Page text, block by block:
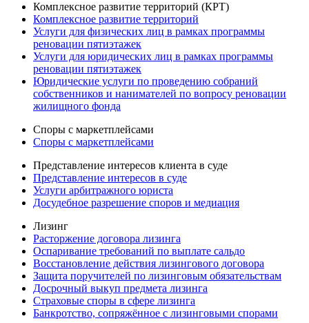
Комплексное развитие территорий (КРТ)
Комплексное развитие территорий
Услуги для физических лиц в рамках программы
реновации пятиэтажек
Услуги для юридических лиц в рамках программы
реновации пятиэтажек
Юридические услуги по проведению собраний
собственников и нанимателей по вопросу реновации
жилищного фонда
Споры с маркетплейсами
Споры с маркетплейсами
Представление интересов клиента в суде
Представление интересов в суде
Услуги арбитражного юриста
Досудебное разрешение споров и медиация
Лизинг
Расторжение договора лизинга
Оспаривание требований по выплате сальдо
Восстановление действия лизингового договора
Защита поручителей по лизинговым обязательствам
Досрочный выкуп предмета лизинга
Страховые споры в сфере лизинга
Банкротство, сопряжённое с лизинговыми спорами